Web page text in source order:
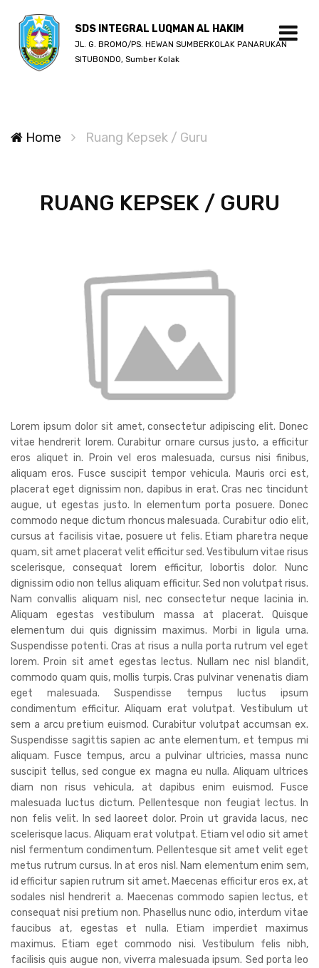
SDS INTEGRAL LUQMAN AL HAKIM
JL. G. BROMO/PS. HEWAN SUMBERKOLAK PANARUKAN
SITUBONDO, Sumber Kolak
Home Ruang Kepsek / Guru
RUANG KEPSEK / GURU
Lorem ipsum dolor sit amet, consectetur adipiscing elit. Donec
vitae hendrerit lorem. Curabitur ornare cursus justo, a efficitur
eros aliquet in. Proin vel eros malesuada, cursus nisi finibus,
aliquam eros. Fusce suscipit tempor vehicula. Mauris orci est,
placerat eget dignissim non, dapibus in erat. Cras nec tincidunt
augue, ut egestas justo. In elementum porta posuere. Donec
commodo neque dictum rhoncus malesuada. Curabitur odio elit,
cursus at facilisis vitae, posuere ut felis. Etiam pharetra neque
quam, sit amet placerat velit efficitur sed. Vestibulum vitae risus
scelerisque, consequat lorem efficitur, lobortis dolor. Nunc
dignissim odio non tellus aliquam efficitur. Sed non volutpat risus.
Nam convallis aliquam nisl, nec consectetur neque lacinia in.
Aliquam egestas vestibulum massa at placerat. Quisque
elementum dui quis dignissim maximus. Morbi in ligula urna.
Suspendisse potenti. Cras at risus a nulla porta rutrum vel eget
lorem. Proin sit amet egestas lectus. Nullam nec nisl blandit,
commodo quam quis, mollis turpis. Cras pulvinar venenatis diam
eget malesuada. Suspendisse tempus luctus ipsum
condimentum efficitur. Aliquam erat volutpat. Vestibulum ut
sem a arcu pretium euismod. Curabitur volutpat accumsan ex.
Suspendisse sagittis sapien ac ante elementum, et tempus mi
aliquam. Fusce tempus, arcu a pulvinar ultricies, massa nunc
suscipit tellus, sed congue ex magna eu nulla. Aliquam ultrices
diam non risus vehicula, at dapibus enim euismod. Fusce
malesuada luctus dictum. Pellentesque non feugiat lectus. In
non felis velit. In sed laoreet dolor. Proin ut gravida lacus, nec
scelerisque lacus. Aliquam erat volutpat. Etiam vel odio sit amet
nisl fermentum condimentum. Pellentesque sit amet velit eget
metus rutrum cursus. In at eros nisl. Nam elementum enim sem,
id efficitur sapien rutrum sit amet. Maecenas efficitur eros ex, at
sodales nisl hendrerit a. Maecenas commodo sapien lectus, et
consequat nisi pretium non. Phasellus nunc odio, interdum vitae
faucibus at, egestas et nulla. Etiam imperdiet maximus
maximus. Etiam eget commodo nisi. Vestibulum felis nibh,
facilisis quis augue non, viverra malesuada ipsum. Sed porta leo